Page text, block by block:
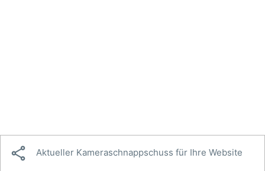
 Aktueller Kameraschnappschuss für Ihre Website